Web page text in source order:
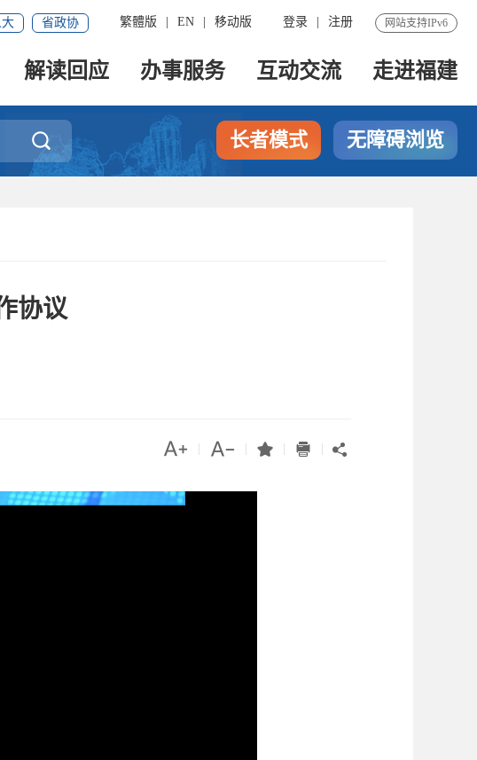
网站支持IPv6
登录 注册
繁體版 EN 移动版
省政协
解读回应 办事服务 互动交流 走进福建
 长者模式 无障碍浏览
协议
    